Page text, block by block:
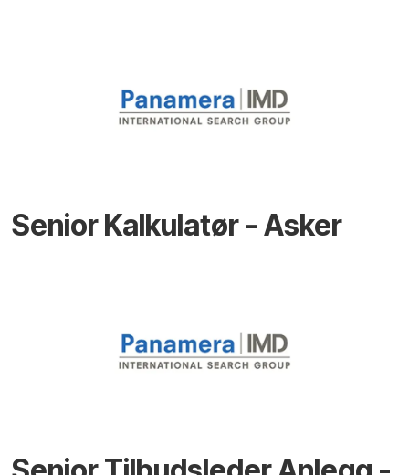
Senior Kalkulatør - Asker